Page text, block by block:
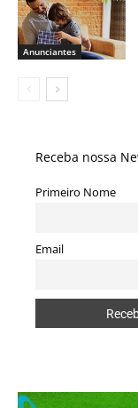
Anunciantes
Receba nossa
Primeiro Nome
Email